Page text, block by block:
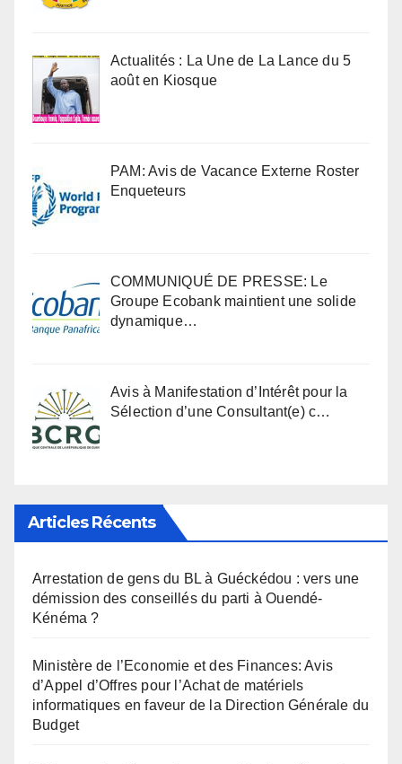
Actualités : La Une de La Lance du 5
août en Kiosque
PAM: Avis de Vacance Externe Roster
Enqueteurs
COMMUNIQUÉ DE PRESSE: Le
Groupe Ecobank maintient une solide
dynamique…
Avis à Manifestation d’Intérêt pour la
Sélection d’une Consultant(e) c…
Articles Récents
Arrestation de gens du BL à Guéckédou : vers une
démission des conseillés du parti à Ouendé-
Kénéma ?
Ministère de l’Economie et des Finances: Avis
d’Appel d’Offres pour l’Achat de matériels
informatiques en faveur de la Direction Générale du
Budget